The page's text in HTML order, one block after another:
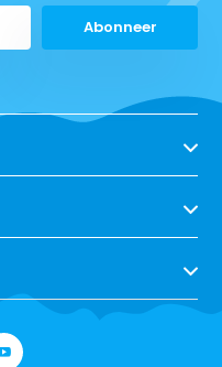
Abonneer